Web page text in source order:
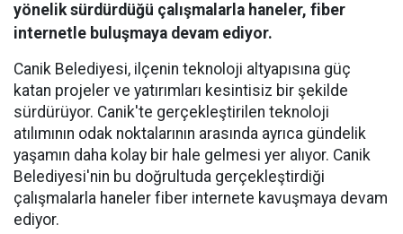
yönelik sürdürdüğü çalışmalarla haneler, fiber
internetle buluşmaya devam ediyor.
Canik Belediyesi, ilçenin teknoloji altyapısına güç
katan projeler ve yatırımları kesintisiz bir şekilde
sürdürüyor. Canik'te gerçekleştirilen teknoloji
atılımının odak noktalarının arasında ayrıca gündelik
yaşamın daha kolay bir hale gelmesi yer alıyor. Canik
Belediyesi'nin bu doğrultuda gerçekleştirdiği
çalışmalarla haneler fiber internete kavuşmaya devam
ediyor.